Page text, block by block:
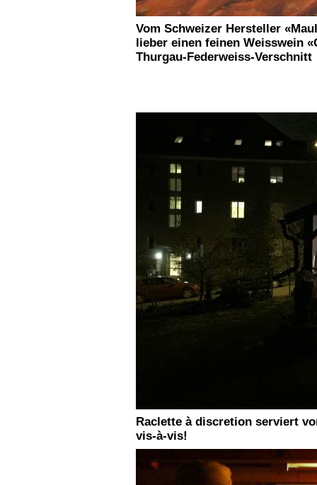
Vom Schweizer Hersteller
lieber einen feinen Weisswein
Thurgau-Federweiss-Verschnitt
Raclette à discretion serviert
vis-à-vis!